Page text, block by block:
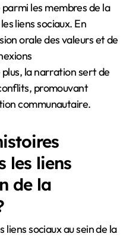
les membres de la
liens sociaux. En
orale des valeurs et de
la narration sert de
promouvant
communautaire.
les liens
de la
sociaux au sein de la